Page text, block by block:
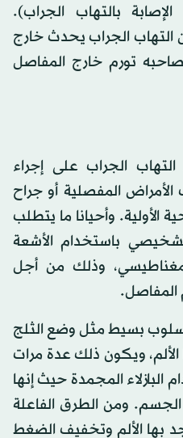
بالتهاب الجراب).
الجراب يحدث خارج
تورم خارج المفاصل
الجراب على إجراء
المفصلية أو جراح
الأولية. وأحيانا ما يتطلب
تشخيصي باستخدام الأشعة
وذلك من أجل
المفاصل.
أسلوب بسيط مثل وضع الثلج
ويكون ذلك عدة مرات
المجمدة حيث إنها
ومن الطرق الفاعلة
بها الألم وتخفيف الضغط